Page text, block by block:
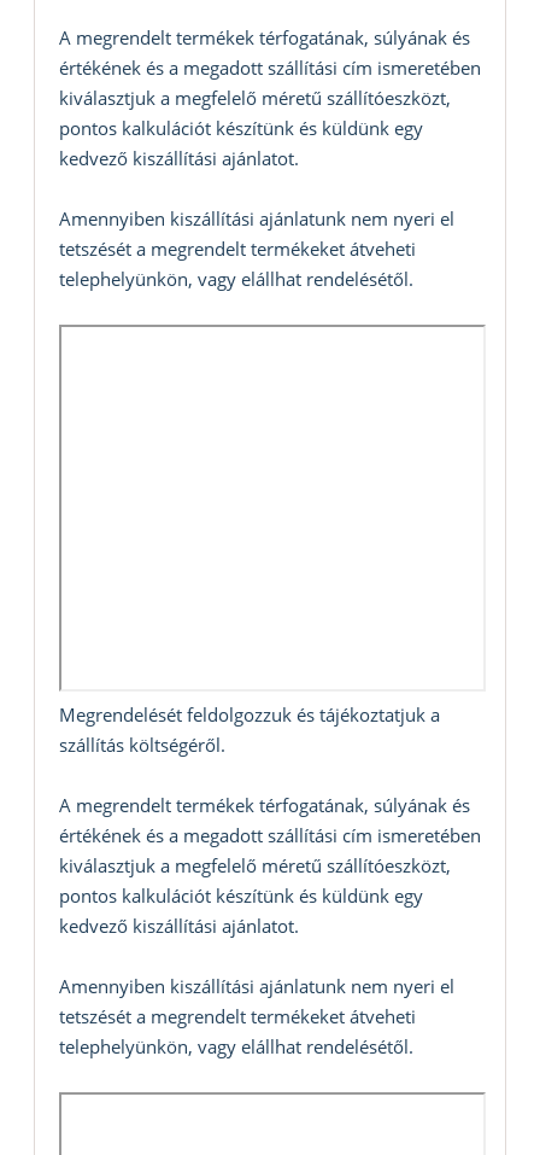
A megrendelt termékek térfogatának, súlyának és
értékének és a megadott szállítási cím ismeretében
kiválasztjuk a megfelelő méretű szállítóeszközt,
pontos kalkulációt készítünk és küldünk egy
kedvező kiszállítási ajánlatot.
Amennyiben kiszállítási ajánlatunk nem nyeri el
tetszését a megrendelt termékeket átveheti
telephelyünkön, vagy elállhat rendelésétől.
Megrendelését feldolgozzuk és tájékoztatjuk a
szállítás költségéről.
A megrendelt termékek térfogatának, súlyának és
értékének és a megadott szállítási cím ismeretében
kiválasztjuk a megfelelő méretű szállítóeszközt,
pontos kalkulációt készítünk és küldünk egy
kedvező kiszállítási ajánlatot.
Amennyiben kiszállítási ajánlatunk nem nyeri el
tetszését a megrendelt termékeket átveheti
telephelyünkön, vagy elállhat rendelésétől.